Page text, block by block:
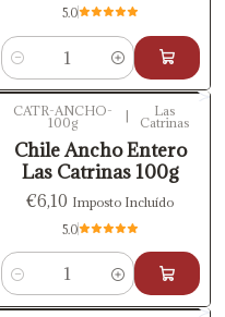
5.0
Quantidade
CATR-ANCHO-
100g
Las
Catrinas
Chile Ancho Entero
Las Catrinas 100g
€6,10 Imposto Incluído
5.0
Quantidade